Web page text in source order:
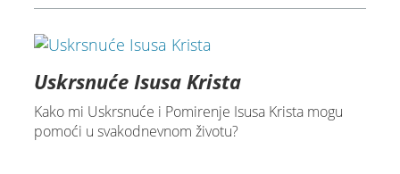
Uskrsnuće Isusa Krista
Kako mi Uskrsnuće i Pomirenje Isusa Krista mogu
pomoći u svakodnevnom životu?